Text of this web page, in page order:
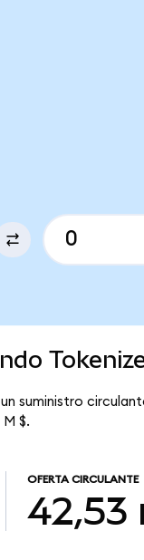
suministro
$.
OFERTA CIRCULANTE
42,53